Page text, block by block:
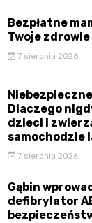
Bezpłatne
Twoje
7 sierpnia 2026
Dlaczego
dzieci i
samochodzie
7 sierpnia 2026
Gąbin
defibrylator